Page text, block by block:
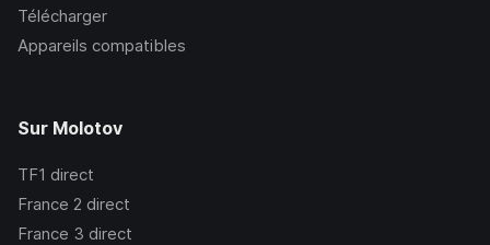
Télécharger
Appareils compatibles
Sur Molotov
TF1 direct
France 2 direct
France 3 direct